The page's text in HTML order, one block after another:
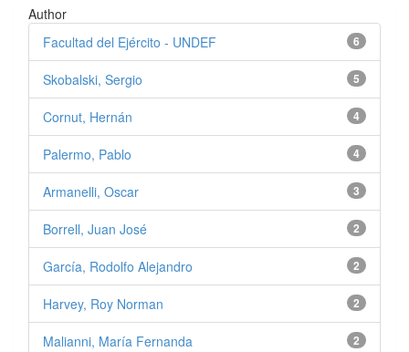
Author
6
Facultad del Ejército - UNDEF
5
Skobalski, Sergio
4
Cornut, Hernán
4
Palermo, Pablo
3
Armanelli, Oscar
2
Borrell, Juan José
2
García, Rodolfo Alejandro
2
Harvey, Roy Norman
2
Malianni, María Fernanda